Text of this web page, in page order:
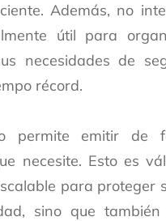
Además, no
útil para
necesidades de
récord.
permite emitir de
necesite. Esto es
para proteger
sino que